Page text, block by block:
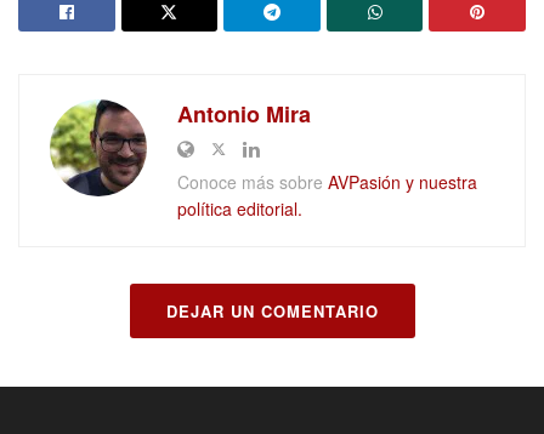
Antonio Mira
Conoce más sobre AVPasión y nuestra
política editorial.
DEJAR UN COMENTARIO